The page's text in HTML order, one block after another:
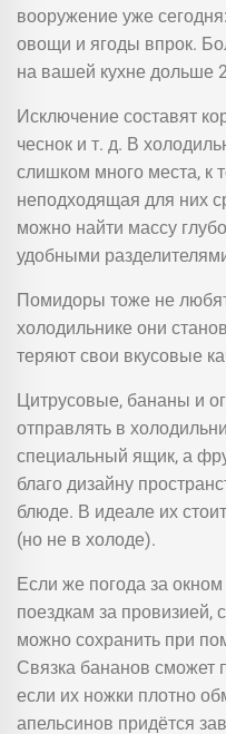
вооружение уже
овощи и ягоды впрок.
на вашей кухне дольше
Исключение составят
чеснок и т. д. В
слишком много места, к
неподходящая для них
можно найти массу
удобными
Помидоры тоже не
холодильнике они
теряют свои вкусовые
Цитрусовые, бананы и
отправлять в
специальный ящик, а
благо дизайну
блюде. В идеале их
(но не в холоде).
Если же погода за
поездкам за провизией,
можно сохранить при
Связка бананов сможет
если их ножки плотно
апельсинов придётся